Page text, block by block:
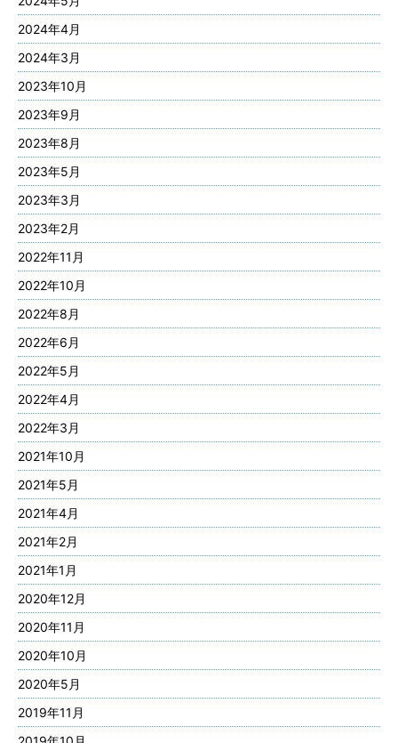
2024年4月
2024年3月
2023年10月
2023年9月
2023年8月
2023年5月
2023年3月
2023年2月
2022年11月
2022年10月
2022年8月
2022年6月
2022年5月
2022年4月
2022年3月
2021年10月
2021年5月
2021年4月
2021年2月
2021年1月
2020年12月
2020年11月
2020年10月
2020年5月
2019年11月